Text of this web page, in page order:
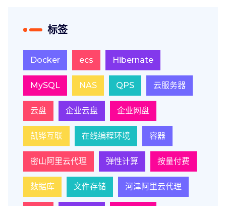
标签
Docker ecs Hibernate
MySQL NAS QPS 云服务器
云盘 企业云盘 企业网盘
凯铧互联 在线编程环境 容器
密山阿里云代理 弹性计算 按量付费
数据库 文件存储 河津阿里云代理